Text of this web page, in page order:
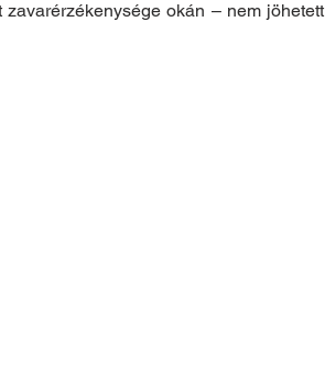
okán – nem jöhetett